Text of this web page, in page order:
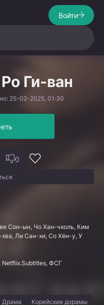
Войти
Ги-ван
25-02-2025, 01:30
0
Сон-ын, Чо Хан-чхоль, Ким
Ли Сан-хи, Со Хён-у, У
Netflix.Subtitles, ФСГ
Драма Корейские дорамы